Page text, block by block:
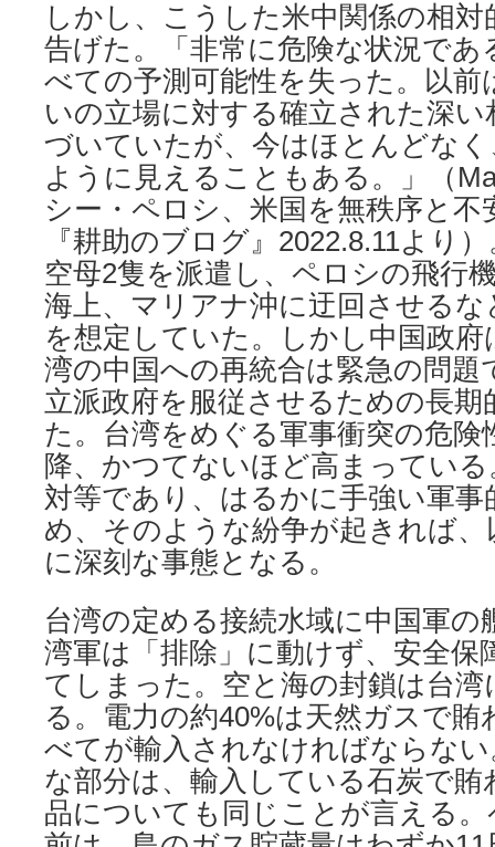
しかし、こうした米中関係の相
告げた。「非常に危険な状況であ
べての予測可能性を失った。以前
いの立場に対する確立された深
づいていたが、今はほとんどな
ように見えることもある。」（
シー・ペロシ、米国を無秩序と不
『耕助のブログ』2022.8.11より
空母2隻を派遣し、ペロシの飛行
海上、マリアナ沖に迂回させる
を想定していた。しかし中国政
湾の中国への再統合は緊急の問題
立派政府を服従させるための長
た。台湾をめぐる軍事衝突の危険
降、かつてないほど高まってい
対等であり、はるかに手強い軍
め、そのような紛争が起きれば
に深刻な事態となる。
台湾の定める接続水域に中国軍の
湾軍は「排除」に動けず、安全保
てしまった。空と海の封鎖は台
る。電力の約40%は天然ガスで
べてが輸入されなければならな
な部分は、輸入している石炭で
品についても同じことが言える